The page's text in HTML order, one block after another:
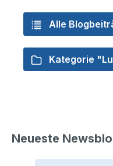
Alle
Kategorie
Neueste